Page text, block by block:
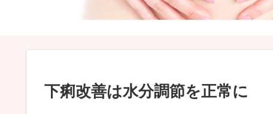
下痢改善は水分調節を正常に